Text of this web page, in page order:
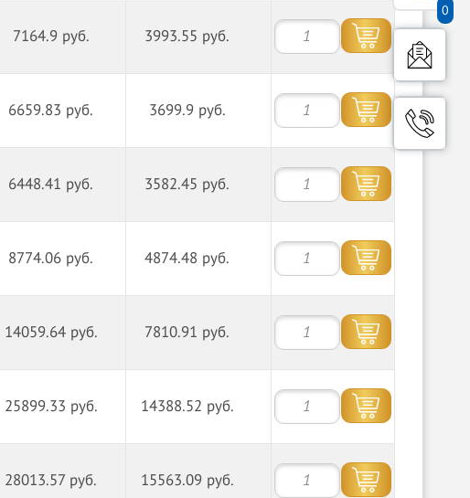
0
7164.9 руб. 3993.55 руб.
6659.83 руб. 3699.9 руб.
6448.41 руб. 3582.45 руб.
8774.06 руб. 4874.48 руб.
14059.64 руб. 7810.91 руб.
25899.33 руб. 14388.52 руб.
28013.57 руб. 15563.09 руб.